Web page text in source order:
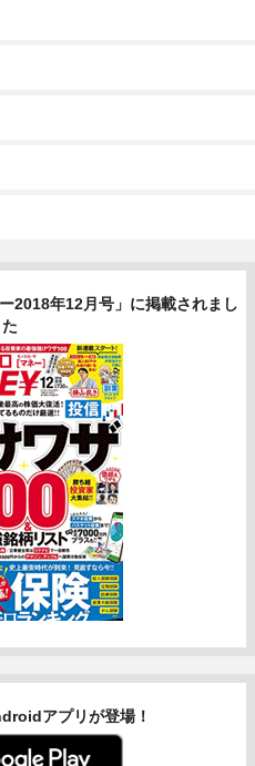
2018年12月号」に掲載されまし
た
アプリが登場！